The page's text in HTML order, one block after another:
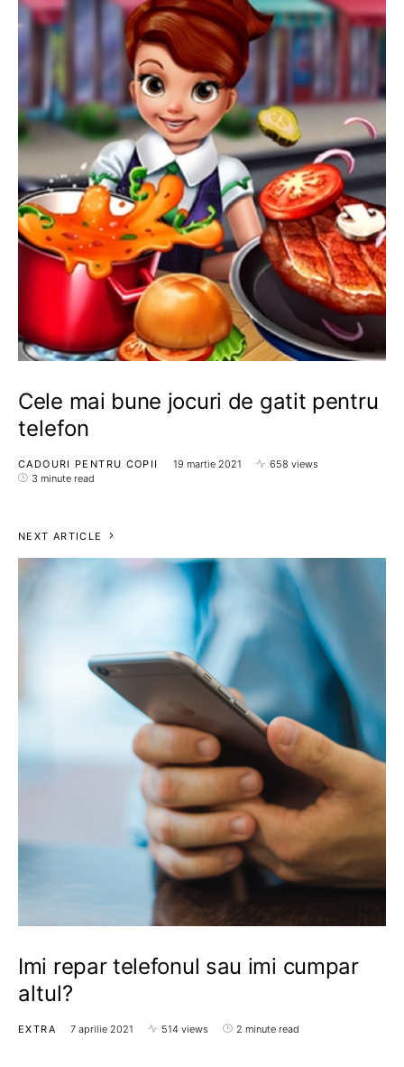
Cele mai bune jocuri de gatit pentru
telefon
CADOURI PENTRU COPII 19 martie 2021
658 views
3 minute read
NEXT ARTICLE
Imi repar telefonul sau imi cumpar
altul?
EXTRA 7 aprilie 2021 514 views 2 minute read